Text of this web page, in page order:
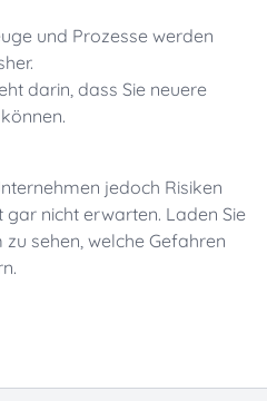
und Prozesse werden
darin, dass Sie neuere
jedoch Risiken
gar nicht erwarten. Laden Sie
sehen, welche Gefahren